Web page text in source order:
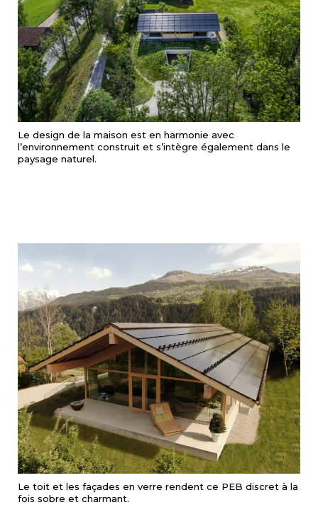
Le design de la maison est en harmonie avec
l’environnement construit et s’intègre également dans le
paysage naturel.
Le toit et les façades en verre rendent ce PEB discret à la
fois sobre et charmant.